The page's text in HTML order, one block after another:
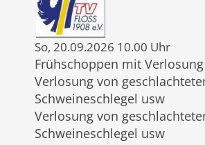
So, 20.09.2026 10.00 Uhr
Frühschoppen mit Verlosung
Verlosung von
Schweineschlegel usw
Verlosung von
Schweineschlegel usw